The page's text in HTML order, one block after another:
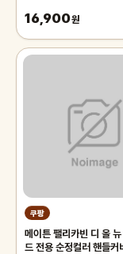
16,900원
쿠팡
메이튼 팰리카빈 디 올 뉴
드 전용 순정컬러 핸들커